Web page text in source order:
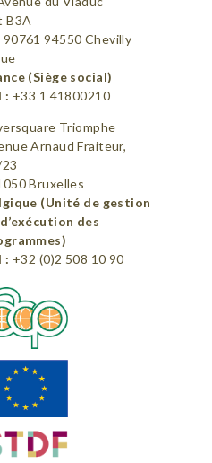
B3A
90761 94550 Chevilly
(Siège social)
: +33 1 41800210
Triomphe
Arnaud Fraiteur,
Bruxelles
(Unité de gestion
des
: +32 (0)2 508 10 90